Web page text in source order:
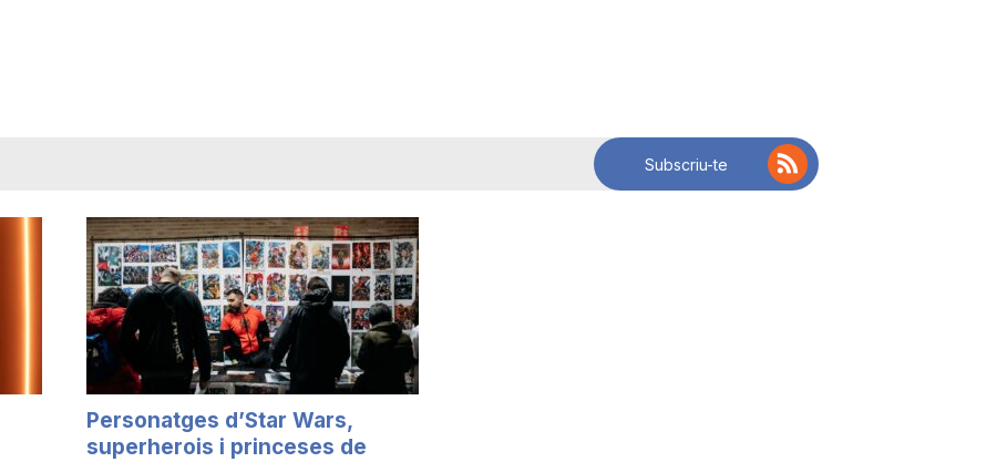
Subscriu-te
Personatges d’Star Wars,
superherois i princeses de